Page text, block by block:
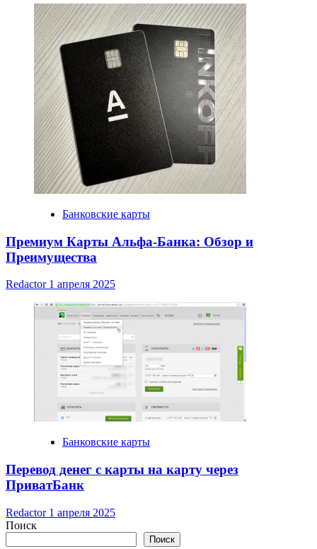
Банковские карты
Премиум Карты Альфа-Банка: Обзор и
Преимущества
Redactor 1 апреля 2025
Банковские карты
Перевод денег с карты на карту через
ПриватБанк
Redactor 1 апреля 2025
Поиск
Поиск